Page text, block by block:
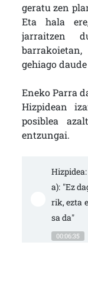
geratu zen
Eta hala
jarraitzen
gehiago
Eneko Parra
Hizpidean
posiblea
entzungai.
a): "Ez
rik, ezta
sa da"
00:06:35